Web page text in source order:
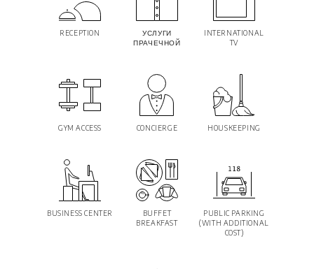
RECEPTION
УСЛУГИ
ПРАЧЕЧНОЙ
INTERNATIONAL
TV
GYM ACCESS CONCIERGE HOUSKEEPING
BUSINESS CENTER
BUFFET
BREAKFAST
PUBLIC PARKING
(WITH ADDITIONAL
COST)